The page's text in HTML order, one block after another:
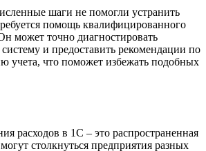
шаги не помогли устранить
помощь квалифицированного
может точно диагностировать
и предоставить рекомендации по
учета, что поможет избежать подобных
расходов в 1С – это распространенная
столкнуться предприятия разных